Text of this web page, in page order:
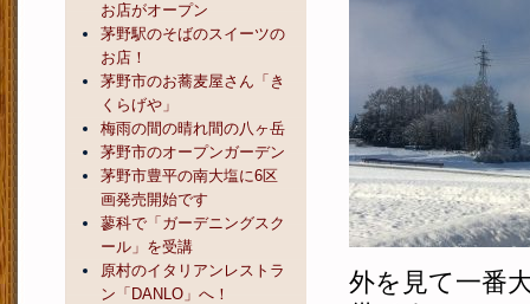
外を見て一番
お店がオープン
茅野駅のそばのスイーツの
お店！
茅野市のお蕎麦屋さん「き
くらげや」
梅雨の間の晴れ間の八ヶ岳
茅野市のオープンガーデン
茅野市豊平の南大塩に6区
画発売開始です
蓼科で「ガーデニングスク
ール」を受講
原村のイタリアンレストラ
ン「DANLO」へ！